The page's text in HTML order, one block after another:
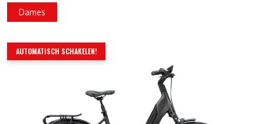
Dames
AUTOMATISCH SCHAKELEN!